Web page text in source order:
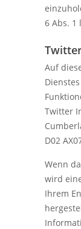
6 Abs. 1
Auf
Twitter
D02
Wenn
wird
Ihrem